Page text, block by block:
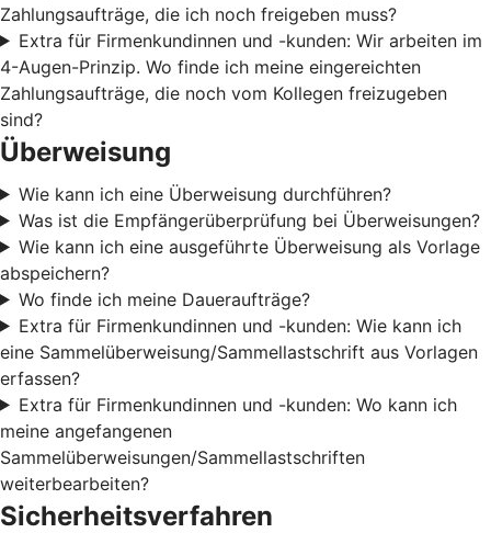
Zahlungsaufträge, die ich noch freigeben muss?
Extra für Firmenkundinnen und -kunden: Wir arbeiten im
4-Augen-Prinzip. Wo finde ich meine eingereichten
Zahlungsaufträge, die noch vom Kollegen freizugeben
sind?
Überweisung
Wie kann ich eine Überweisung durchführen?
Was ist die Empfängerüberprüfung bei Überweisungen?
Wie kann ich eine ausgeführte Überweisung als Vorlage
abspeichern?
Wo finde ich meine Daueraufträge?
Extra für Firmenkundinnen und -kunden: Wie kann ich
eine Sammelüberweisung/Sammellastschrift aus Vorlagen
erfassen?
Extra für Firmenkundinnen und -kunden: Wo kann ich
meine angefangenen
Sammelüberweisungen/Sammellastschriften
weiterbearbeiten?
Sicherheitsverfahren